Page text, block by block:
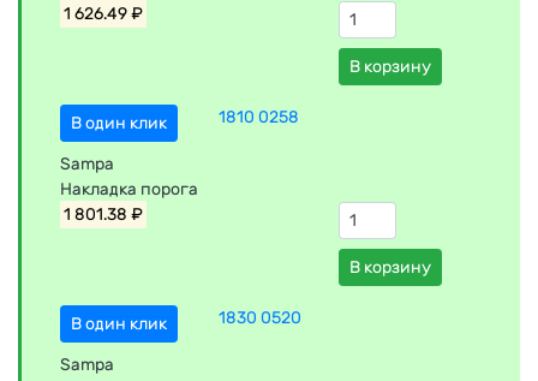
1 626.49 ₽
В корзину
В один клик 1810 0258
Sampa
Накладка порога
1 801.38 ₽
В корзину
В один клик 1830 0520
Sampa